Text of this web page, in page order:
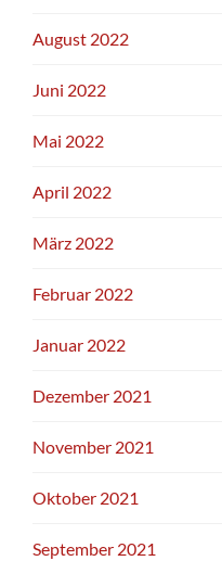
August 2022
Juni 2022
Mai 2022
April 2022
März 2022
Februar 2022
Januar 2022
Dezember 2021
November 2021
Oktober 2021
September 2021